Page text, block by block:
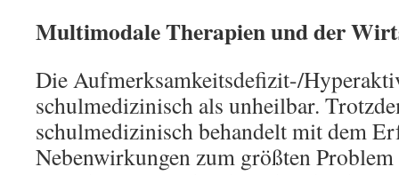
Multimodale Therapien und der
Die Aufmerksamkeitsdefizit-/
schulmedizinisch als unheilbar.
schulmedizinisch behandelt mit dem
Nebenwirkungen zum größten